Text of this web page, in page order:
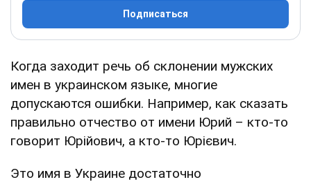
Подписаться
Когда заходит речь об склонении мужских
имен в украинском языке, многие
допускаются ошибки. Например, как сказать
правильно отчество от имени Юрий – кто-то
говорит Юрійович, а кто-то Юрієвич.
Это имя в Украине достаточно